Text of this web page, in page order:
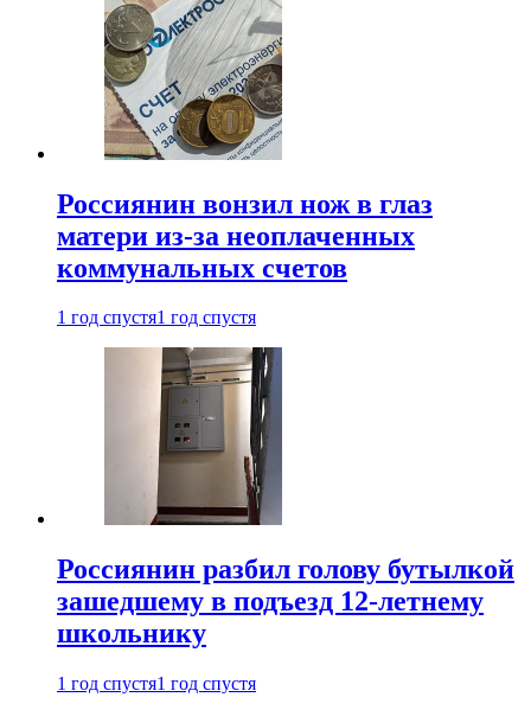
Россиянин вонзил нож в глаз
матери из-за неоплаченных
коммунальных счетов
1 год спустя1 год спустя
Россиянин разбил голову бутылкой
зашедшему в подъезд 12-летнему
школьнику
1 год спустя1 год спустя